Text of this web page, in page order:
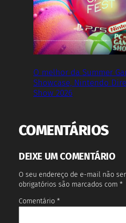
O melhor da Summer
Showcase, Nintendo
Show 2026
COMENTÁRIOS
DEIXE UM COMENTÁRIO
O seu endereço de e-mail não
obrigatórios são marcados com *
Comentário *